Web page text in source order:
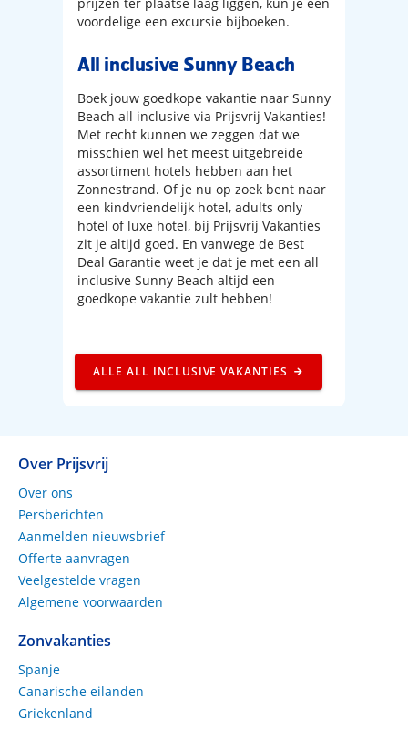
voordelige een excursie bijboeken.
All inclusive Sunny Beach
Boek jouw goedkope vakantie naar Sunny
Beach all inclusive via Prijsvrij Vakanties!
Met recht kunnen we zeggen dat we
misschien wel het meest uitgebreide
assortiment hotels hebben aan het
Zonnestrand. Of je nu op zoek bent naar
een kindvriendelijk hotel, adults only
hotel of luxe hotel, bij Prijsvrij Vakanties
zit je altijd goed. En vanwege de Best
Deal Garantie weet je dat je met een all
inclusive Sunny Beach altijd een
goedkope vakantie zult hebben!
ALLE ALL INCLUSIVE VAKANTIES
Over Prijsvrij
Over ons
Persberichten
Aanmelden nieuwsbrief
Offerte aanvragen
Veelgestelde vragen
Algemene voorwaarden
Zonvakanties
Spanje
Canarische eilanden
Griekenland